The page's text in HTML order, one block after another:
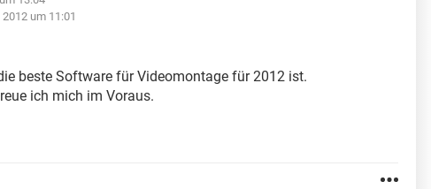
um 11:01
beste Software für Videomontage für 2012 ist.
ich mich im Voraus.